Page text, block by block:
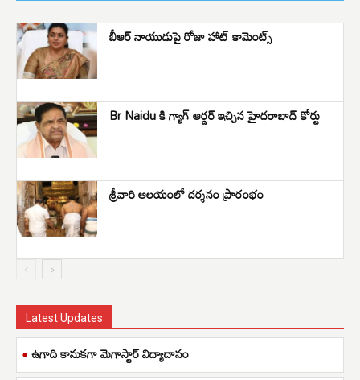
బీఆర్ నాయుడుపై రోజా హాట్ కామెంట్స్
Br Naidu కి గ్యాగ్ ఆర్డర్ ఇచ్చిన హైదరాబాద్ కోర్టు
శ్రీ‌వారి ఆల‌యంలో ద‌ర్శ‌నం ప్రారంభం
Latest Updates
ఉగాది కానుకగా మెగాస్టార్ విద్యాదానం